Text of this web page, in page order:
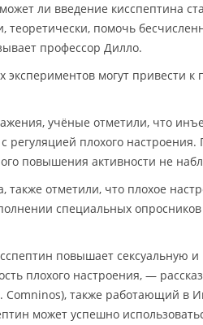
ли введение кисспептина
теоретически, помочь
профессор Дилло.
экспериментов могут привести
учёные отметили, что
регуляцией плохого
повышения активности не
отметили, что плохое
специальных опросников
повышает сексуальную
плохого настроения, —
Comninos), также работающий в
может успешно